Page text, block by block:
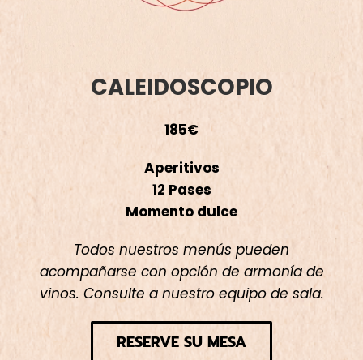
CALEIDOSCOPIO
185€
Aperitivos
12 Pases
Momento dulce
Todos nuestros menús pueden
acompañarse con opción de armonía de
vinos. Consulte a nuestro equipo de sala.
RESERVE SU MESA